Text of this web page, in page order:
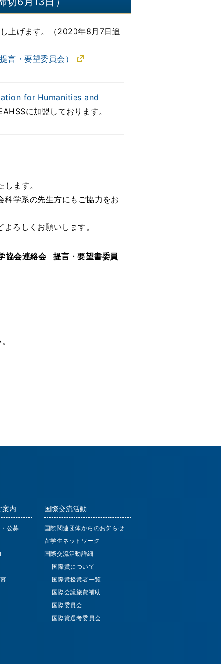
上げます。（2020年8月7日追
言・要望委員会）
for Humanities and
に加盟しております。
ます。
科学系の先生方にもご協力をお
ろしくお願いします。
協会連絡会 提言・要望書委員
案内
公募
国際交流活動
国際関連団体からのお知らせ
留学生ネットワーク
国際交流活動詳細
国際賞について
国際賞授賞者一覧
国際会議旅費補助
国際委員会
国際賞選考委員会